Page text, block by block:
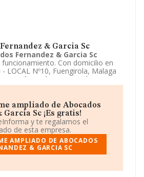
& Garcia Sc
Fernandez & Garcia Sc
Con domicilio en
LOCAL Nº10, Fuengirola, Malaga
Abocados Fernandez &
que desarrolla es 4721 - Comercio
Scestá definida como Sociedad
ampliado de Abocados
Sc ¡Es gratis!
y te regalamos el
de esta empresa.
AMPLIADO DE ABOCADOS
& GARCIA SC